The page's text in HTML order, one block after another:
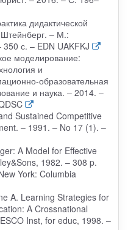
дидактической
– М.:
с. – EDN UAKFKJ
моделирование:
и
образовательная
и наука. – 2014. –
Sustained Competitive
– 1991. – No 17 (1). –
A Model for Effective
1982. – 308 p.
York: Columbia
A. Learning Strategies for
A Crossnational
Inst, for educ, 1998. –